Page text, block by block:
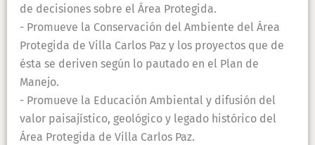
de decisiones sobre el Área Protegida.
- Promueve la Conservación del Ambiente del Área
Protegida de Villa Carlos Paz y los proyectos que de
ésta se deriven según lo pautado en el Plan de
Manejo.
- Promueve la Educación Ambiental y difusión del
valor paisajístico, geológico y legado histórico del
Área Protegida de Villa Carlos Paz.